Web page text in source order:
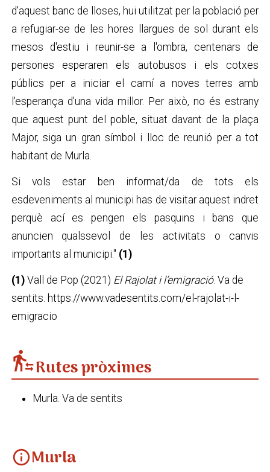
d'aquest banc de lloses, hui utilitzat per la població per
a refugiar-se de les hores llargues de sol durant els
mesos d'estiu i reunir-se a l'ombra, centenars de
persones esperaren els autobusos i els cotxes
públics per a iniciar el camí a noves terres amb
l'esperança d'una vida millor. Per això, no és estrany
que aquest punt del poble, situat davant de la plaça
Major, siga un gran símbol i lloc de reunió per a tot
habitant de Murla.
Si vols estar ben informat/da de tots els
esdeveniments al municipi has de visitar aquest indret
perquè ací es pengen els pasquins i bans que
anuncien qualssevol de les activitats o canvis
importants al municipi." (1)
(1) Vall de Pop (2021) El Rajolat i l’emigració. Va de
sentits. https://www.vadesentits.com/el-rajolat-i-l-
emigracio
transfer_within_a_stationRutes pròximes
Murla. Va de sentits
infoMurla